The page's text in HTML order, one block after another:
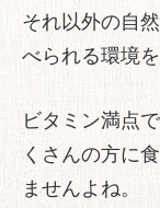
それ以外の自
べられる環境
ビタミン満点
くさんの方に
ませんよね。